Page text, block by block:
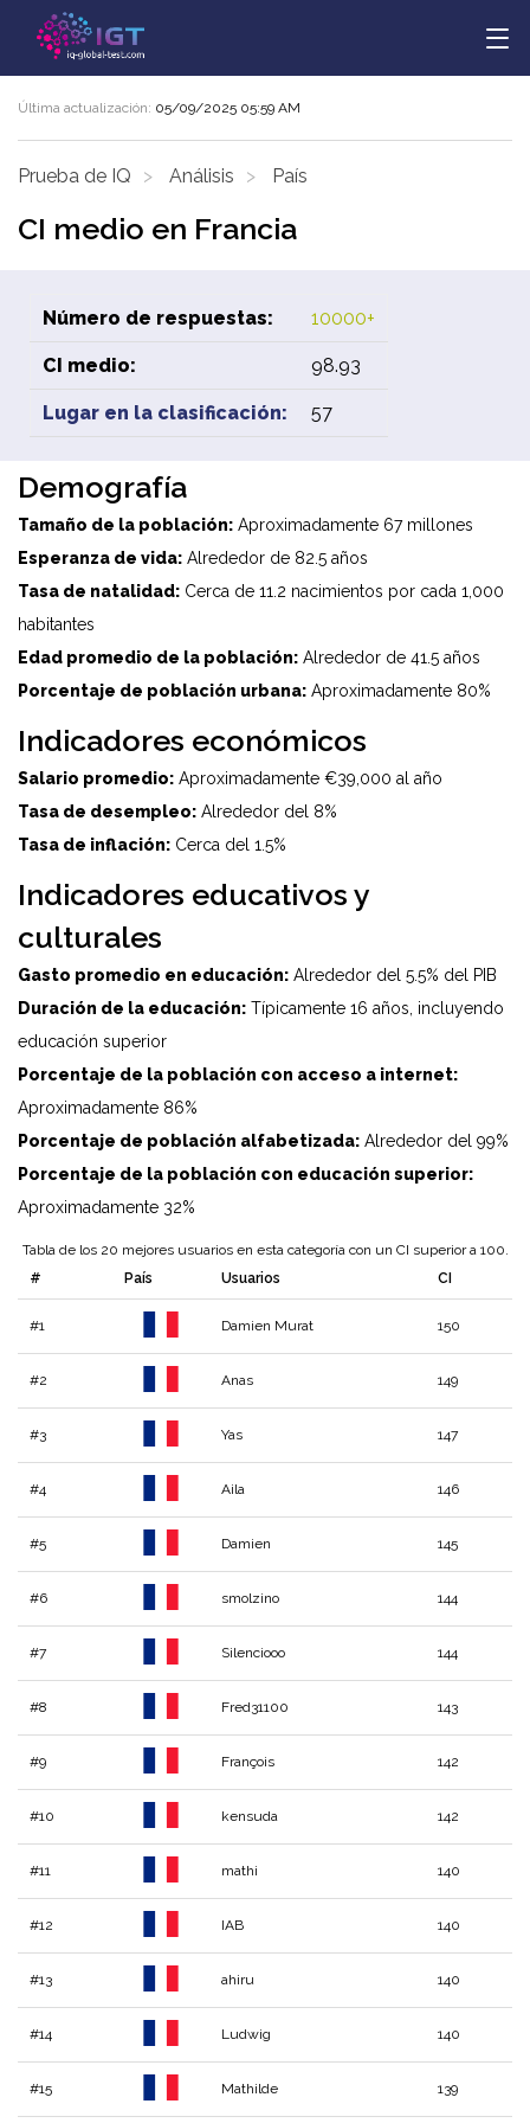
Última actualización: 05/09/2025 05:59 AM
Prueba de IQ Análisis País
CI medio en Francia
Número de respuestas: 10000+
CI medio: 98.93
Lugar en la clasificación: 57
Demografía
Tamaño de la población: Aproximadamente 67 millones
Esperanza de vida: Alrededor de 82.5 años
Tasa de natalidad: Cerca de 11.2 nacimientos por cada 1,000
habitantes
Edad promedio de la población: Alrededor de 41.5 años
Porcentaje de población urbana: Aproximadamente 80%
Indicadores económicos
Salario promedio: Aproximadamente €39,000 al año
Tasa de desempleo: Alrededor del 8%
Tasa de inflación: Cerca del 1.5%
Indicadores educativos y
culturales
Gasto promedio en educación: Alrededor del 5.5% del PIB
Duración de la educación: Típicamente 16 años, incluyendo
educación superior
Porcentaje de la población con acceso a internet:
Aproximadamente 86%
Porcentaje de población alfabetizada: Alrededor del 99%
Porcentaje de la población con educación superior:
Aproximadamente 32%
Tabla de los 20 mejores usuarios en esta categoría con un CI superior a 100.
#
País Usuarios CI
#1 Damien Murat 150
#2 Anas 149
#3 Yas 147
#4 Aila 146
#5 Damien 145
#6 smolzino 144
#7 Silenciooo 144
#8 Fred31100 143
#9 François 142
#10 kensuda 142
#11 mathi 140
#12 IAB 140
#13 ahiru 140
#14 Ludwig 140
#15 Mathilde 139